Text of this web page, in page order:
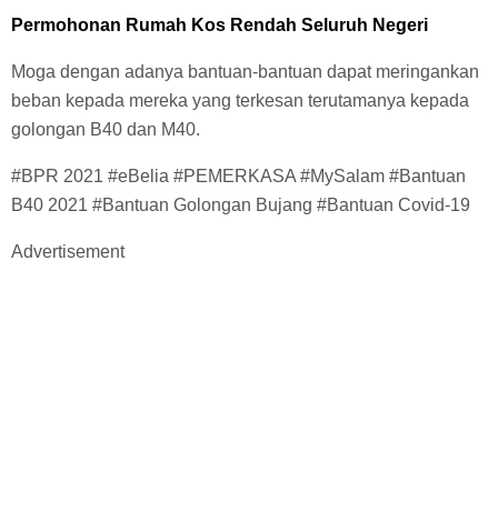
Permohonan Rumah Kos Rendah Seluruh Negeri
Moga dengan adanya bantuan-bantuan dapat meringankan
beban kepada mereka yang terkesan terutamanya kepada
golongan B40 dan M40.
#BPR 2021 #eBelia #PEMERKASA #MySalam #Bantuan
B40 2021 #Bantuan Golongan Bujang #Bantuan Covid-19
Advertisement